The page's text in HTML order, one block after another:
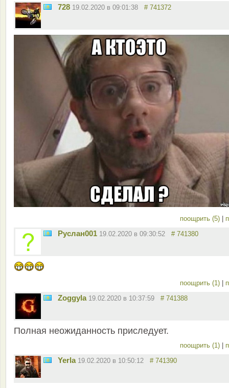
728 19.02.2020 в 09:01:38 # 741372
поощрить (5)
Руслан001 19.02.2020 в 09:30:52 # 741380
поощрить (1)
Zoggyla 19.02.2020 в 10:37:59 # 741388
Полная неожиданность приследует.
поощрить (1)
Yerla 19.02.2020 в 10:50:12 # 741390